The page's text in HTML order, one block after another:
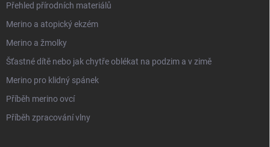
Přehled přírodních materiálů
Merino a atopický ekzém
Merino a žmolky
Šťastné dítě nebo jak chytře oblékat na podzim a v zimě
Merino pro klidný spánek
Příběh merino ovcí
Příběh zpracování vlny